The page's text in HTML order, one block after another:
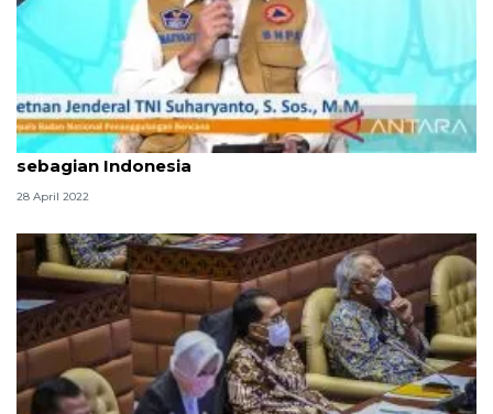
Kepala BNPB: Akhir April cuaca ekstrem dominasi
sebagian Indonesia
28 April 2022